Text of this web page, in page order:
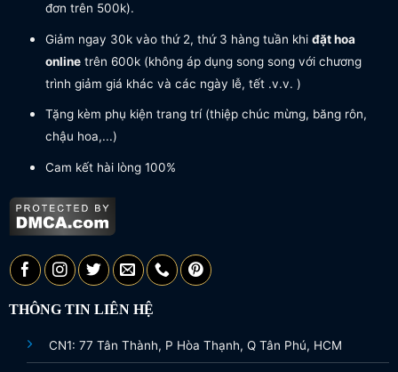
đơn trên 500k).
Giảm ngay 30k vào thứ 2, thứ 3 hàng tuần khi đặt hoa
onlinetrên 600k (không áp dụng song song với chương
trình giảm giá khác và các ngày lễ, tết .v.v. )
Tặng kèm phụ kiện trang trí (thiệp chúc mừng, băng rôn,
chậu hoa,...)
Cam kết hài lòng 100%
THÔNG TIN LIÊN HỆ
CN1: 77 Tân Thành, P Hòa Thạnh, Q Tân Phú, HCM